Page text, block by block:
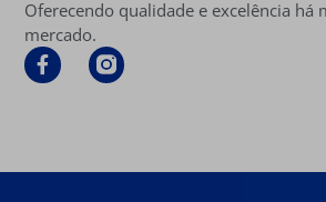
Oferecendo qualidade e excelência há
mercado.